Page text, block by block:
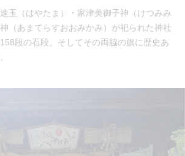
玉（はやたま）・家津美御子神（けつみみ
（あまてらすおおみかみ）が祀られた神社
段の石段、そしてその両脇の旗に歴史あ